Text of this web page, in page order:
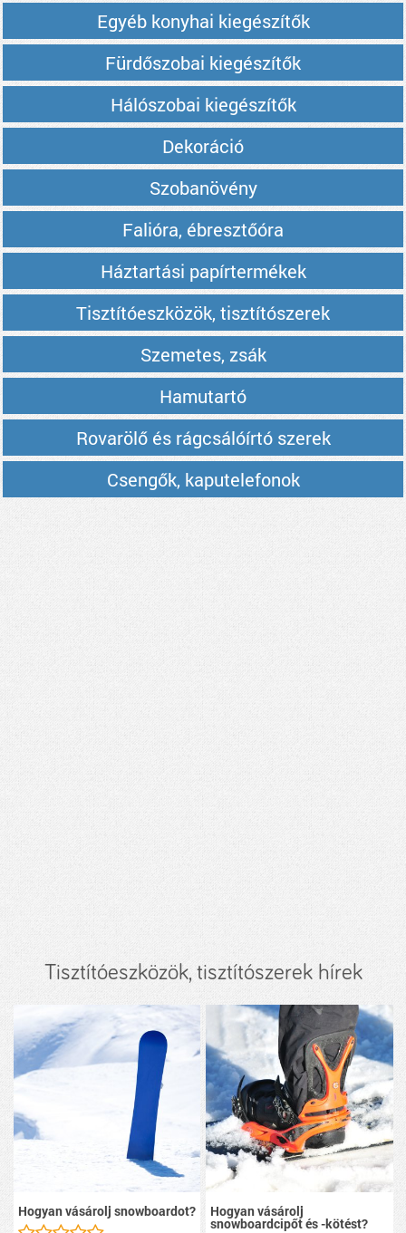
Egyéb konyhai kiegészítők
Fürdőszobai kiegészítők
Hálószobai kiegészítők
Dekoráció
Szobanövény
Falióra, ébresztőóra
Háztartási papírtermékek
Tisztítóeszközök, tisztítószerek
Szemetes, zsák
Hamutartó
Rovarölő és rágcsálóírtó szerek
Csengők, kaputelefonok
Tisztítóeszközök, tisztítószerek hírek
Hogyan vásárolj snowboardot? Hogyan vásárolj
snowboardcipőt és -kötést?